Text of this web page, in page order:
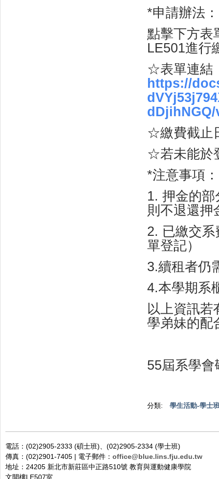
*申請辦法：
點擊下方表
LE501進行
☆表單連結
https://
☆繳費截止
☆若未能於
*注意事項：
1. 押金的部
則不退還押
2. 已繳交
單登記）
3.續租者仍
4.本學期系
以上資訊若
學弟妹的配
55屆系學會
分類: 學生活動-學士
電話：(02)2905-2333 (碩士班)、(02)2905-2334 (學士班)
傳真：(02)2901-7405 | 電子郵件： office@blue.lins.fju.edu.tw
地址：24205 新北市新莊區中正路510號 教育與運動健康學院
文開樓LE507室